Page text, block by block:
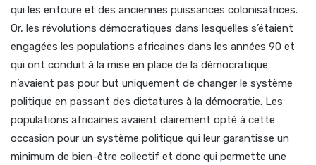
qui les entoure et des anciennes puissances colonisatrices.
Or, les révolutions démocratiques dans lesquelles s’étaient
engagées les populations africaines dans les années 90 et
qui ont conduit à la mise en place de la démocratique
n’avaient pas pour but uniquement de changer le système
politique en passant des dictatures à la démocratie. Les
populations africaines avaient clairement opté à cette
occasion pour un système politique qui leur garantisse un
minimum de bien-être collectif et donc qui permette une